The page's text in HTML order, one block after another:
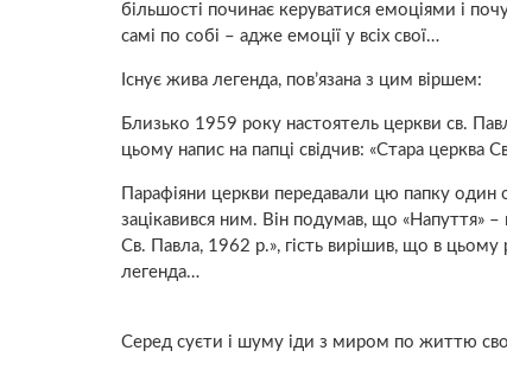
більшості починає керуватися емоціями і
самі по собі – адже емоції у всіх свої…
Існує жива легенда, пов’язана з цим віршем:
Близько 1959 року настоятель церкви св.
цьому напис на папці свідчив: «Стара церква
Парафіяни церкви передавали цю папку
зацікавився ним. Він подумав, що «Напуття» –
Св. Павла, 1962 р.», гість вирішив, що в цьому
легенда…
Серед суєти і шуму іди з миром по життю